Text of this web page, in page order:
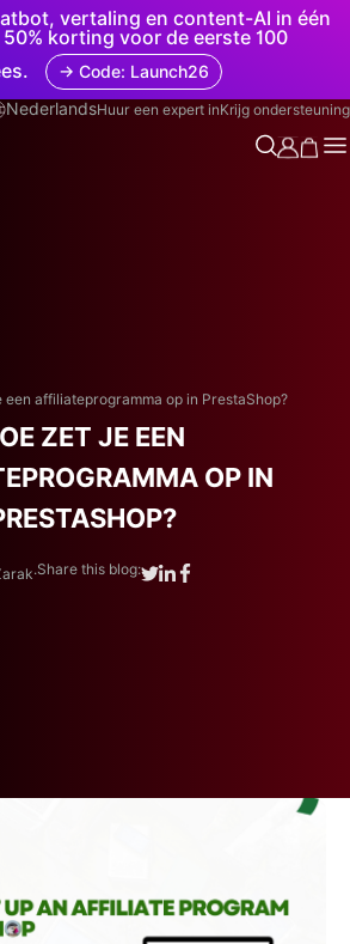
vertaling en content-AI in één
korting voor de eerste 100
→ Code: Launch26
NederlandsHuur een expert inKrijg ondersteuning
een affiliateprogramma op in PrestaShop?
ZET JE EEN
OP IN
.Share this blog: